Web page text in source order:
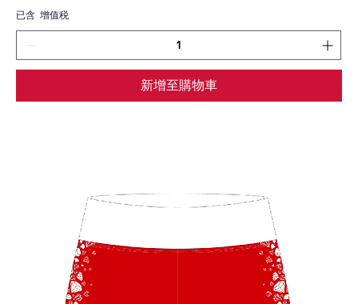
已含 增值税
新增至購物車